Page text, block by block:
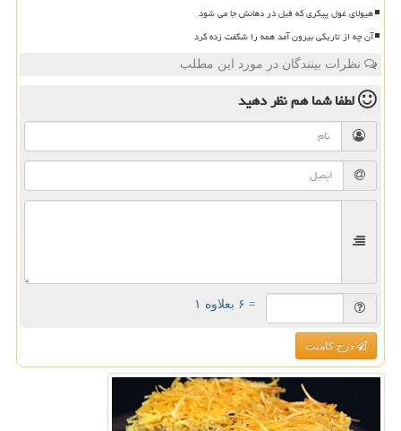
هیولای غول پیکری که فیل در دهانش جا می شود
آن چه از تاریکی بیرون آمد همه را شگفت زده کرد
نظرات بینندگان در مورد این مطلب
لطفا شما همنظر دهید
= ۶ بعلاوه ۱
درج کامنت